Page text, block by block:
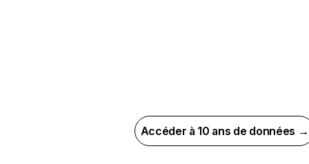
Accéder à 10 ans de données →